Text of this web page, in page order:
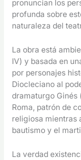
pronuncian los
profunda sobre
naturaleza del
La obra está
IV) y basada en
por personajes
Diocleciano al
dramaturgo Ginés
Roma, patrón de
religiosa mientras
bautismo y el
La verdad